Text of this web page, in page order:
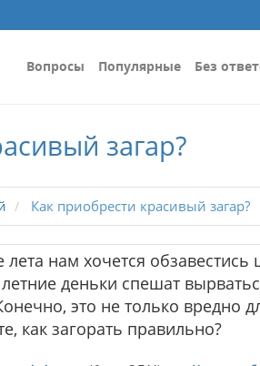
Вопросы Популярные Без
загар?
Как приобрести красивый загар?
нам хочется
деньки спешат
это не только вредно
как загорать правильно?